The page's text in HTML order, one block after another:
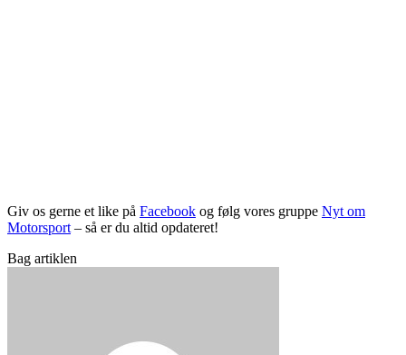
Giv os gerne et like på Facebook og følg vores gruppe Nyt om
Motorsport – så er du altid opdateret!
Bag artiklen